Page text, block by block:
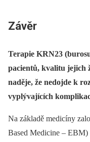
Závěr
Terapie KRN23
pacientů, kvalitu jejich
naděje, že nedojde k
vyplývajících
Na základě medicíny
Based Medicine –⁠ EBM)